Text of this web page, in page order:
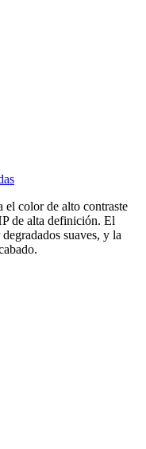
el color de alto contraste
de alta definición. El
suaves, y la